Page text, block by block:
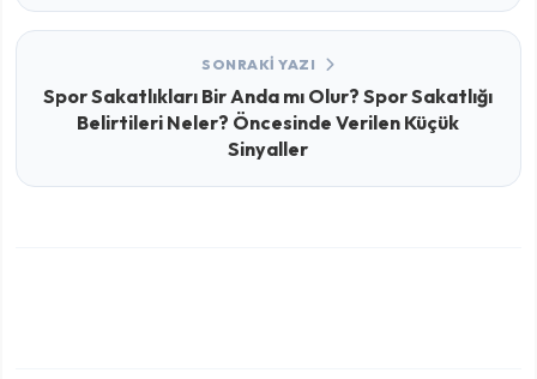
SONRAKI YAZI
Spor Sakatlıkları Bir Anda mı Olur? Spor Sakatlığı
Belirtileri Neler? Öncesinde Verilen Küçük
Sinyaller